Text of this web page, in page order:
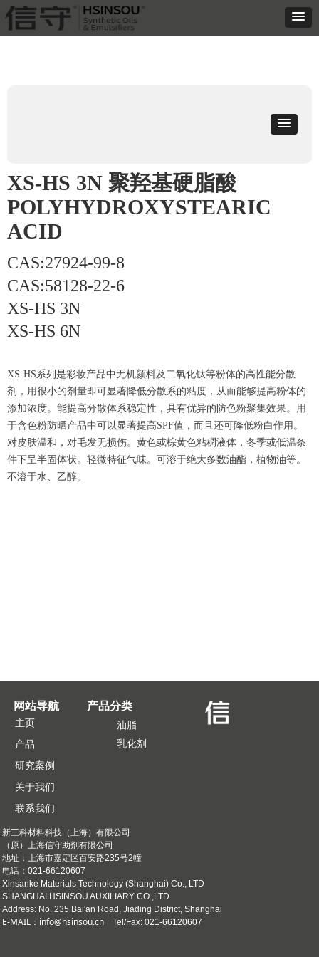
XS-HS 3N 聚羟基硬脂酸
POLYHYDROXYSTEARIC
ACID
CAS:27924-99-8
CAS:58128-22-6
XS-HS 3N
XS-HS 6N
XS-HS系列是彩妆产品中无机颜料及二氧化钛等粉体的高性能分散
剂，用很小的剂量即可显著降低分散系的粘度，从而能够提高粉体的
添加浓度。能提高分散体系稳定性，具有优异的防色粉聚集效果。用
于含色粉防晒产品中可以显著提高SPF值，而且还可降低粉白作用。
对皮肤温和，对毛发无损伤。黄色或棕黄色粘稠液体，冬季或低温条
件下呈半固体状。轻微特征气味。可溶于绝大多数油酯，植物油等。
不溶于水、乙醇。
主页
产品
研究案例
关于我们
联系我们
油脂
乳化剂
网站导航 产品分类
新三科材料科技（上海）有限公司
（原）上海信守助剂有限公司
地址： 上海市嘉定区百安路235号2幢
电话：021-66120607
Xinsanke Materials Technology (Shanghai) Co., LTD
SHANGHAI HSINSOU AUXILIARY CO.,LTD
Address: No. 235 Bai'an Road, Jiading District, Shanghai
E-MAIL：info@hsinsou.cn Tel/Fax: 021-66120607